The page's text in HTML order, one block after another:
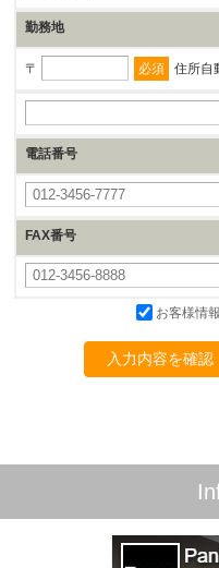
勤務地
必須 住所自
電話番号
FAX番号
お客様情
入力内容を確認